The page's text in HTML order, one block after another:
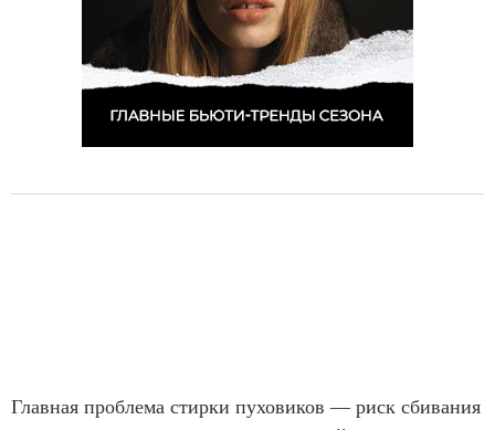
Главная проблема стирки пуховиков — риск сбивания